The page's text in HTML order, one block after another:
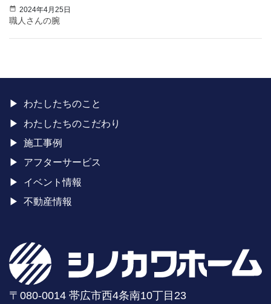
2024年4月25日
職人さんの腕
わたしたちのこと
わたしたちのこだわり
施工事例
アフターサービス
イベント情報
不動産情報
〒080-0014 帯広市西4条南10丁目23